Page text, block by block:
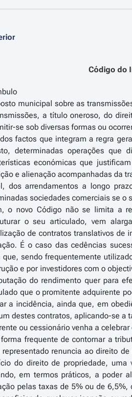
Código do
municipal sobre as
a título oneroso, do
se sob diversas formas ou
factos que integram a regra
determinadas operações que
económicas que
e alienação acompanhadas da
dos arrendamentos a longo
sociedades comerciais se o
o novo Código não se limita a
o seu articulado, vem
de contratos translativos de
É o caso das cedências
que, sendo frequentemente
e por investidores com o
do rendimento quer para
que o promitente adquirente
a incidência, ainda que, em
destes contratos, aplicando-se a
ou cessionário venha a
forma frequente de contornar a
renuncia ao direito
do direito de propriedade,
em termos práticos, a poder
pelas taxas de 5% ou de